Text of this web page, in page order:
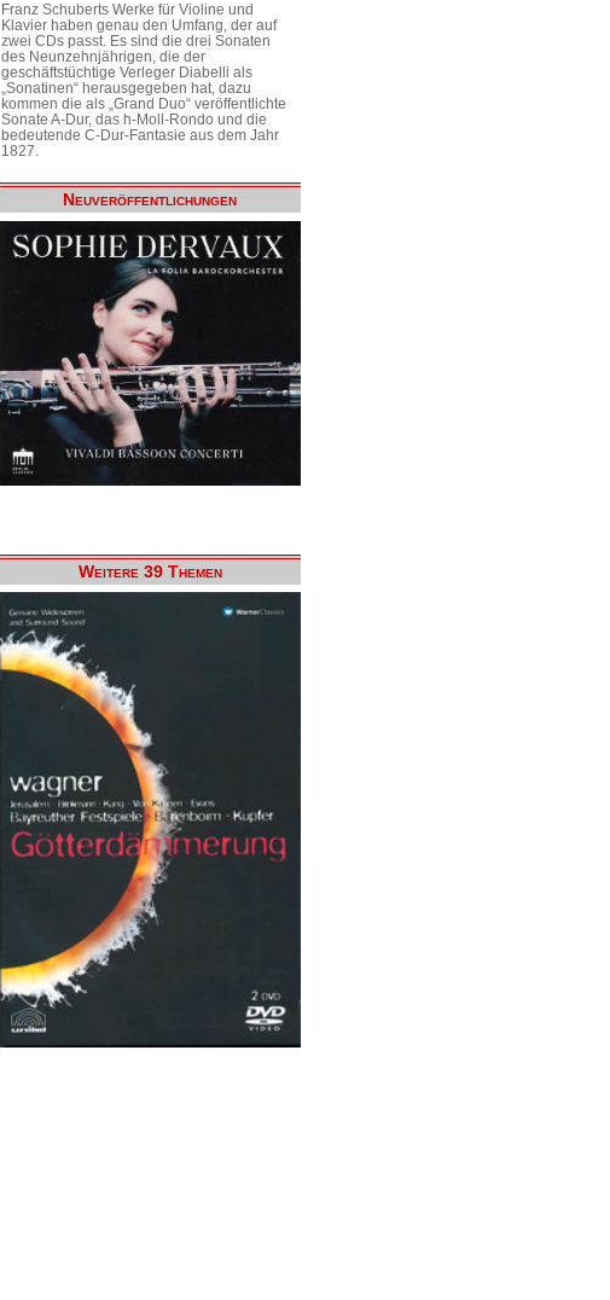
Franz Schuberts Werke für Violine und
Klavier haben genau den Umfang, der auf
zwei CDs passt. Es sind die drei Sonaten
des Neunzehnjährigen, die der
geschäftstüchtige Verleger Diabelli als
„Sonatinen“ herausgegeben hat, dazu
kommen die als „Grand Duo“ veröffentlichte
Sonate A-Dur, das h-Moll-Rondo und die
bedeutende C-Dur-Fantasie aus dem Jahr
1827.
Neuveröffentlichungen
Weitere 39 Themen